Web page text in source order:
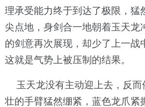
理承受能力终于到达了极限，猛
尖点地，身剑合一地朝着玉天龙
的剑意再次展现，却少了上一战
这就是气势上被压制的结果。
玉天龙没有主动迎上去，反而
壮的手臂猛然绷紧，蓝色龙爪紧